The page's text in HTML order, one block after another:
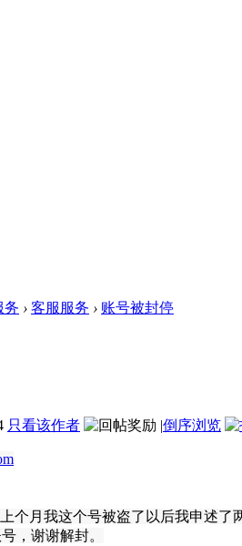
务 › 客服服务 › 账号被封停
只看该作者 |倒序浏览
个月我这个号被盗了以后我申述
，谢谢解封。